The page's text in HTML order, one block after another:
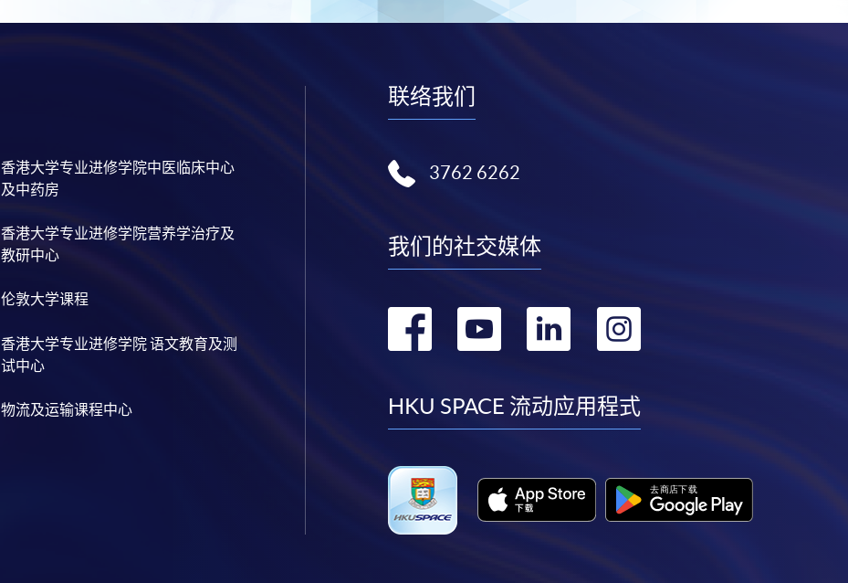
香港大学专业进修学院中医临床中心
及中药房
香港大学专业进修学院营养学治疗及
教研中心
伦敦大学课程
香港大学专业进修学院 语文教育及测
试中心
物流及运输课程中心
联络我们
3762 6262
我们的社交媒体
转
facebook
转
youtube
转
linkedin
转
instagram
HKU SPACE 流动应用程式